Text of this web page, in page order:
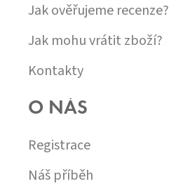
Jak ověřujeme recenze?
Jak mohu vrátit zboží?
Kontakty
O NÁS
Registrace
Náš příběh